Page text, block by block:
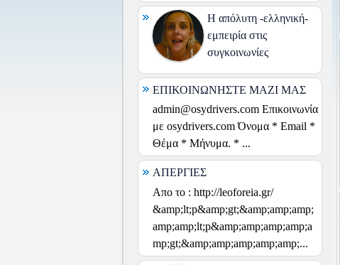
H απόλυτη -ελληνική-
εμπειρία στις
συγκοινωνίες
ΕΠΙΚΟΙΝΩΝΗΣΤΕ ΜΑΖΙ ΜΑΣ
admin@osydrivers.com Επικοινωνία
με osydrivers.com Όνομα * Email *
Θέμα * Μήνυμα. * ...
ΑΠΕΡΓΙΕΣ
Απο το : http://leoforeia.gr/
&amp;lt;p&amp;gt;&amp;amp;amp;
amp;amp;lt;p&amp;amp;amp;amp;a
mp;gt;&amp;amp;amp;amp;amp;...